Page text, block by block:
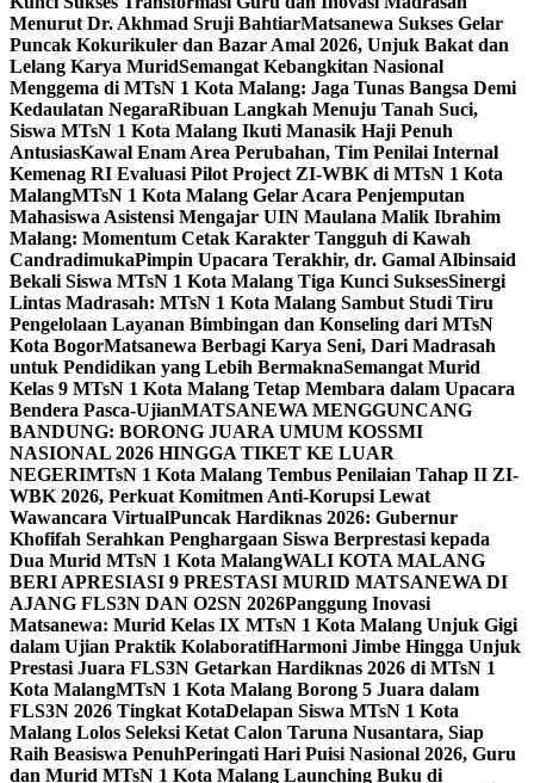
Menurut Dr. Akhmad Sruji BahtiarMatsanewa Sukses Gelar
Puncak Kokurikuler dan Bazar Amal 2026, Unjuk Bakat dan
Lelang Karya MuridSemangat Kebangkitan Nasional
Menggema di MTsN 1 Kota Malang: Jaga Tunas Bangsa Demi
Kedaulatan NegaraRibuan Langkah Menuju Tanah Suci,
Siswa MTsN 1 Kota Malang Ikuti Manasik Haji Penuh
AntusiasKawal Enam Area Perubahan, Tim Penilai Internal
Kemenag RI Evaluasi Pilot Project ZI-WBK di MTsN 1 Kota
MalangMTsN 1 Kota Malang Gelar Acara Penjemputan
Mahasiswa Asistensi Mengajar UIN Maulana Malik Ibrahim
Malang: Momentum Cetak Karakter Tangguh di Kawah
CandradimukaPimpin Upacara Terakhir, dr. Gamal Albinsaid
Bekali Siswa MTsN 1 Kota Malang Tiga Kunci SuksesSinergi
Lintas Madrasah: MTsN 1 Kota Malang Sambut Studi Tiru
Pengelolaan Layanan Bimbingan dan Konseling dari MTsN
Kota BogorMatsanewa Berbagi Karya Seni, Dari Madrasah
untuk Pendidikan yang Lebih BermaknaSemangat Murid
Kelas 9 MTsN 1 Kota Malang Tetap Membara dalam Upacara
Bendera Pasca-UjianMATSANEWA MENGGUNCANG
BANDUNG: BORONG JUARA UMUM KOSSMI
NASIONAL 2026 HINGGA TIKET KE LUAR
NEGERIMTsN 1 Kota Malang Tembus Penilaian Tahap II ZI-
WBK 2026, Perkuat Komitmen Anti-Korupsi Lewat
Wawancara VirtualPuncak Hardiknas 2026: Gubernur
Khofifah Serahkan Penghargaan Siswa Berprestasi kepada
Dua Murid MTsN 1 Kota MalangWALI KOTA MALANG
BERI APRESIASI 9 PRESTASI MURID MATSANEWA DI
AJANG FLS3N DAN O2SN 2026Panggung Inovasi
Matsanewa: Murid Kelas IX MTsN 1 Kota Malang Unjuk Gigi
dalam Ujian Praktik KolaboratifHarmoni Jimbe Hingga Unjuk
Prestasi Juara FLS3N Getarkan Hardiknas 2026 di MTsN 1
Kota MalangMTsN 1 Kota Malang Borong 5 Juara dalam
FLS3N 2026 Tingkat KotaDelapan Siswa MTsN 1 Kota
Malang Lolos Seleksi Ketat Calon Taruna Nusantara, Siap
Raih Beasiswa PenuhPeringati Hari Puisi Nasional 2026, Guru
dan Murid MTsN 1 Kota Malang Launching Buku di